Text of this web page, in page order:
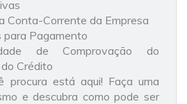
Conta-Corrente da Empresa
para Pagamento
de Comprovação do
Crédito
procura está aqui! Faça uma
e descubra como pode ser